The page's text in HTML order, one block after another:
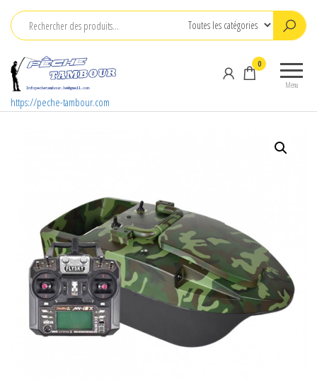
Aller
https://peche-tambour.com
Menu
0